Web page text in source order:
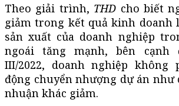
Theo giải trình, THD cho biết
giảm trong kết quả kinh doanh
sản xuất của doanh nghiệp
ngoái tăng mạnh, bên cạnh
III/2022, doanh nghiệp không
động chuyển nhượng dự án
nhuận khác giảm.